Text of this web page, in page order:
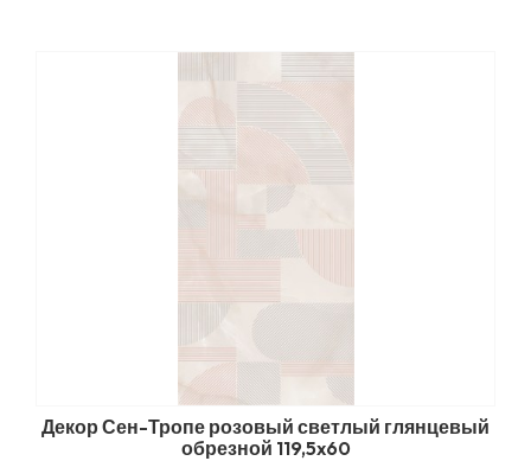
Декор Сен-Тропе розовый светлый глянцевый
обрезной 119,5x60